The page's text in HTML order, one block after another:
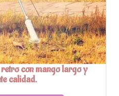
con mango largo y
calidad.